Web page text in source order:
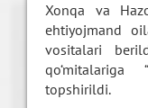
Xonqa va
ehtiyojmand
vositalari
qo‘mitalariga
topshirildi.